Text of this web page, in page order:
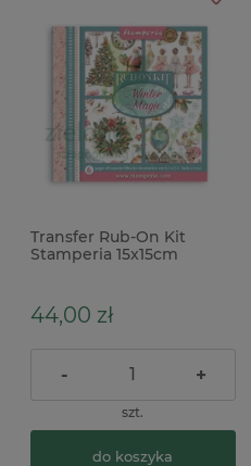
Transfer Rub-On Kit
Stamperia 15x15cm
44,00 zł
- +
szt.
do koszyka